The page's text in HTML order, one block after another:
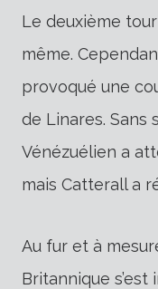
Le deuxième
même.
provoqué une
de Linares. Sans
Vénézuélien a
mais Catterall a
Au fur et à
Britannique